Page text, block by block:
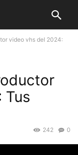
video vhs del 2024:
Tus
0
242